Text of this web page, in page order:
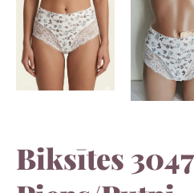
Biksītes 3047